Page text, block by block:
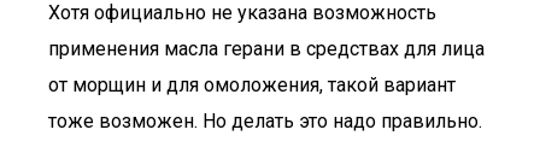
Хотя официально не указана возможность
применения масла герани в средствах для лица
от морщин и для омоложения, такой вариант
тоже возможен. Но делать это надо правильно.